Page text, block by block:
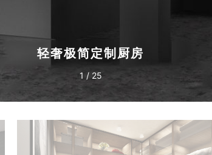
轻奢极简定制厨房
1 / 25